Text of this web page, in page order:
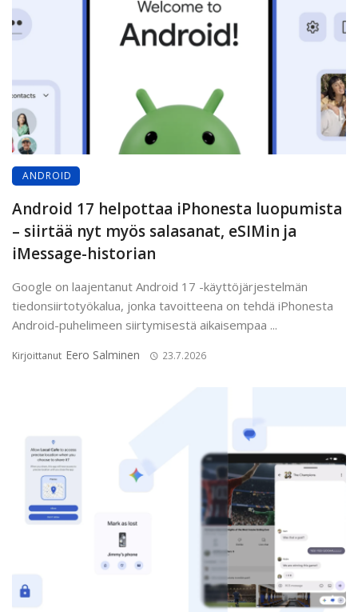
ANDROID
Android 17 helpottaa iPhonesta luopumista
– siirtää nyt myös salasanat, eSIMin ja
iMessage-historian
Google on laajentanut Android 17 -käyttöjärjestelmän
tiedonsiirtotyökalua, jonka tavoitteena on tehdä iPhonesta
Android-puhelimeen siirtymisestä aikaisempaa ...
Kirjoittanut Eero Salminen 23.7.2026